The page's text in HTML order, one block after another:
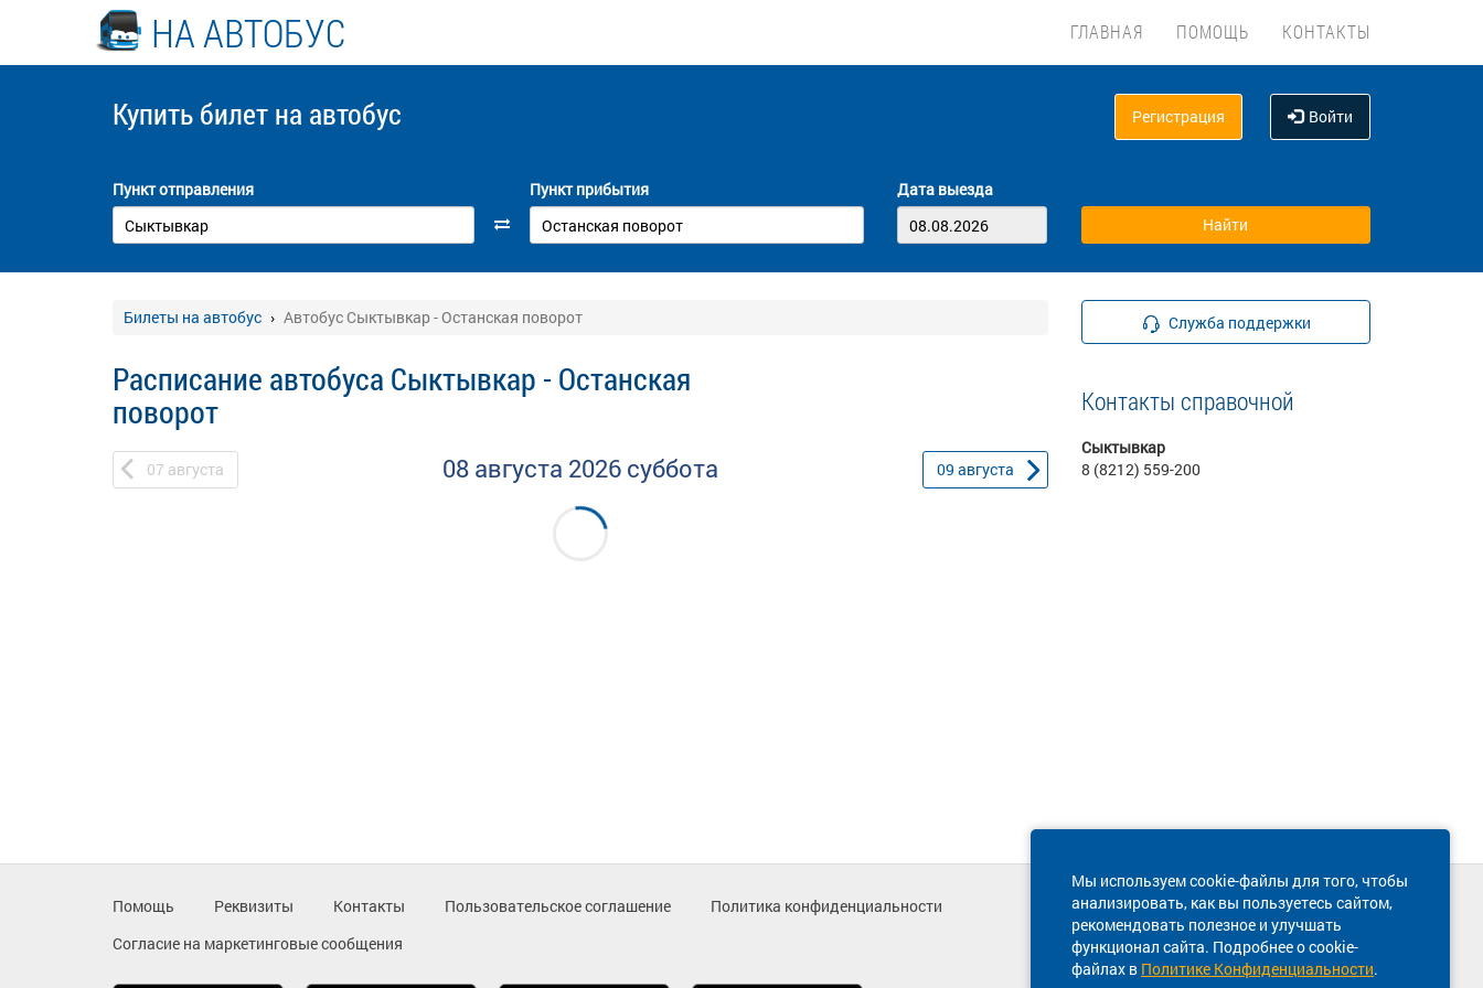
НА АВТОБУС ГЛАВНАЯ ПОМОЩЬ КОНТАКТЫ
Купить билет на автобус Регистрация Войти
Пункт отправления Пункт прибытия Дата выезда
Билеты на автобус Автобус Сыктывкар - Останская поворот
Расписание автобуса Сыктывкар - Останская
поворот
07 августа 08 августа 2026 суббота 09 августа
Служба поддержки
Контакты справочной
Сыктывкар
8 (8212) 559-200
Мы используем cookie-файлы для того, чтобы
анализировать, как вы пользуетесь сайтом,
рекомендовать полезное и улучшать
функционал сайта. Подробнее о cookie-
файлах в Политике Конфиденциальности.
Помощь Реквизиты Контакты Пользовательское соглашение
Политика конфиденциальности
Согласие на маркетинговые сообщения
Техническая поддержка сайта
8 800 600-03-38